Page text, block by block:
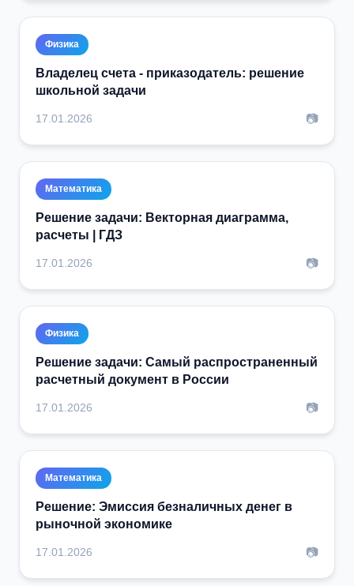
Физика
Владелец счета - приказодатель: решение
школьной задачи
17.01.2026 📷
Математика
Решение задачи: Векторная диаграмма,
расчеты | ГДЗ
17.01.2026 📷
Физика
Решение задачи: Самый распространенный
расчетный документ в России
17.01.2026 📷
Математика
Решение: Эмиссия безналичных денег в
рыночной экономике
17.01.2026 📷